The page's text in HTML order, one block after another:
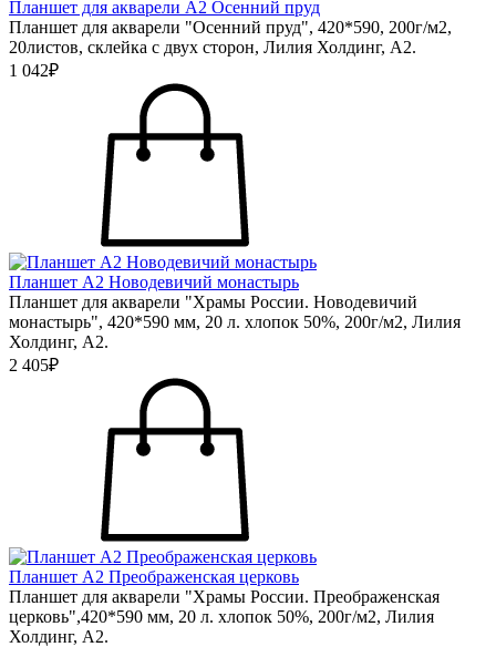
Планшет для акварели А2 Осенний пруд
Планшет для акварели "Осенний пруд", 420*590, 200г/м2,
20листов, склейка с двух сторон, Лилия Холдинг, А2.
1 042₽
Планшет А2 Новодевичий монастырь
Планшет для акварели "Храмы России. Новодевичий
монастырь", 420*590 мм, 20 л. хлопок 50%, 200г/м2, Лилия
Холдинг, А2.
2 405₽
Планшет А2 Преображенская церковь
Планшет для акварели "Храмы России. Преображенская
церковь",420*590 мм, 20 л. хлопок 50%, 200г/м2, Лилия
Холдинг, А2.